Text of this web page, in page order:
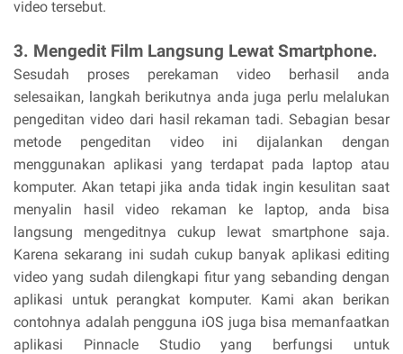
video tersebut.
3. Mengedit Film Langsung Lewat Smartphone.
Sesudah proses perekaman video berhasil anda
selesaikan, langkah berikutnya anda juga perlu melalukan
pengeditan video dari hasil rekaman tadi. Sebagian besar
metode pengeditan video ini dijalankan dengan
menggunakan aplikasi yang terdapat pada laptop atau
komputer. Akan tetapi jika anda tidak ingin kesulitan saat
menyalin hasil video rekaman ke laptop, anda bisa
langsung mengeditnya cukup lewat smartphone saja.
Karena sekarang ini sudah cukup banyak aplikasi editing
video yang sudah dilengkapi fitur yang sebanding dengan
aplikasi untuk perangkat komputer. Kami akan berikan
contohnya adalah pengguna iOS juga bisa memanfaatkan
aplikasi Pinnacle Studio yang berfungsi untuk